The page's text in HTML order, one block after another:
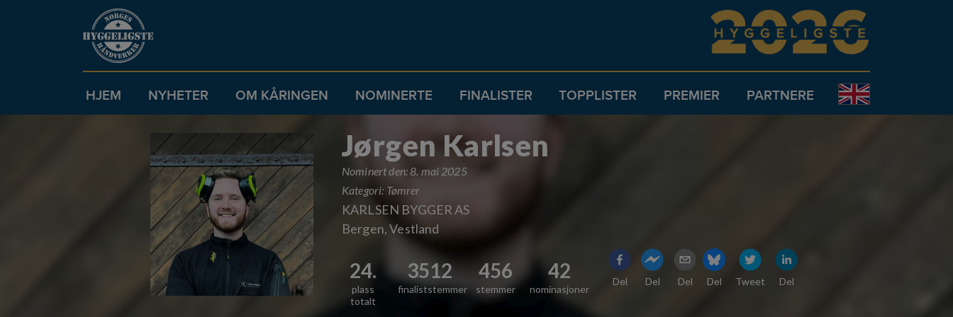
HJEM NYHETER OM KÅRINGEN NOMINERTE FINALISTER TOPPLISTER PREMIER PARTNERE
Jørgen Karlsen
Nominert den:8. mai 2025
Kategori: Tømrer
KARLSEN BYGGER AS
Bergen, Vestland
24.
plass
totalt
3512
finaliststemmer
456
stemmer
42
nominasjoner
Del Del Del Del Tweet Del